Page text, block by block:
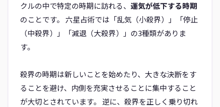
クルの中で特定の時期に訪れる、 運気が低下する時期
のことです。 六星占術では「乱気（小殺界）」「停止
（中殺界）」「減退（大殺界）」の3種類がありま
す。
殺界の時期は新しいことを始めたり、大きな決断をす
ることを避け、内側を充実させることに集中すること
が大切とされています。 逆に、殺界を正しく乗り切れ